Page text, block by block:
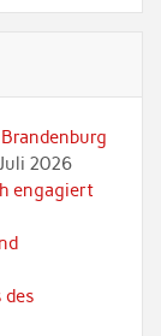
2026
engagiert
des